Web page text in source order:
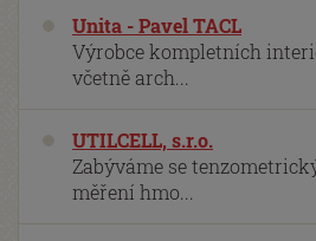
Unita - Pavel TACL
Výrobce kompletních
včetně arch...
UTILCELL, s.r.o.
Zabýváme se
měření hmo...